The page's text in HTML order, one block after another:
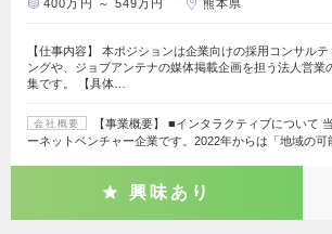
400万円 ～ 549万円 熊本県
【仕事内容】 本ポジションは企業向けの採用コンサルテ
ングや、ジョブアンテナの媒体掲載企画を担う法人営業
集です。 【具体…
会社概要
【事業概要】 ■インタラクティブについて
ーネットベンチャー企業です。2022年からは「地域の可
興味あり